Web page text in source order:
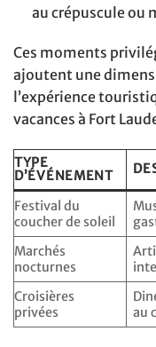
au crépuscule ou
Ces moments
ajoutent une
l’expérience
vacances à Fort
TYPE
D’ÉVÉNEMENT
Festival du
coucher de soleil
Marchés
nocturnes
Croisières
privées
au